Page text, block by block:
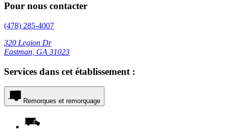
Pour nous contacter
(478) 285-4007
320 Legion Dr
Eastman, GA 31023
Services dans cet établissement :
Remorques et remorquage